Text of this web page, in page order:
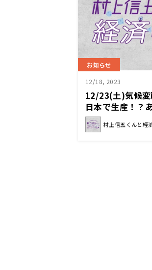
お知らせ
12/18, 2023
12/23(土)気候変
日本で生産！？
『村上信五くん
村上信五くんと経